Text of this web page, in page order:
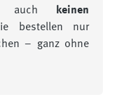
auch
keinen
bestellen nur
– ganz ohne